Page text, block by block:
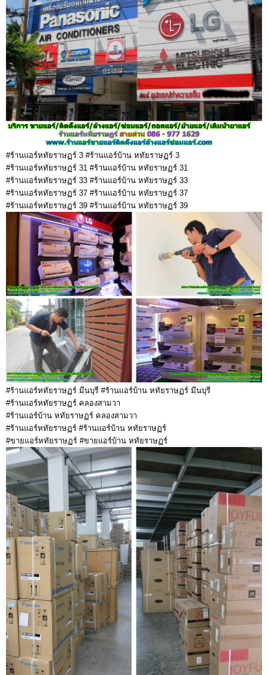
#ร้านแอร์หทัยราษฏร์ 3 #ร้านแอร์บ้าน หทัยราษฏร์ 3
#ร้านแอร์หทัยราษฏร์ 31 #ร้านแอร์บ้าน หทัยราษฏร์ 31
#ร้านแอร์หทัยราษฏร์ 33 #ร้านแอร์บ้าน หทัยราษฏร์ 33
#ร้านแอร์หทัยราษฏร์ 37 #ร้านแอร์บ้าน หทัยราษฏร์ 37
#ร้านแอร์หทัยราษฏร์ 39 #ร้านแอร์บ้าน หทัยราษฏร์ 39
#ร้านแอร์หทัยราษฏร์ มีนบุรี #ร้านแอร์บ้าน หทัยราษฏร์ มีนบุรี
#ร้านแอร์หทัยราษฏร์ คลองสามวา
#ร้านแอร์บ้าน หทัยราษฏร์ คลองสามวา
#ร้านแอร์หทัยราษฏร์ #ร้านแอร์บ้าน หทัยราษฏร์
#ขายแอร์หทัยราษฏร์ #ขายแอร์บ้าน หทัยราษฏร์